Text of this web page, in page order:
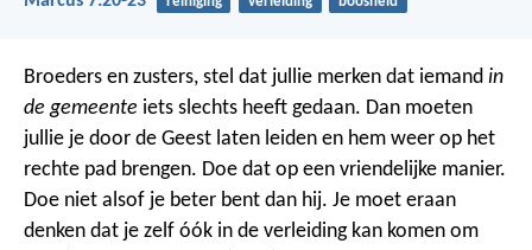
Broeders en zusters, stel dat jullie merken dat iemand in
de gemeente iets slechts heeft gedaan. Dan moeten
jullie je door de Geest laten leiden en hem weer op het
rechte pad brengen. Doe dat op een vriendelijke manier.
Doe niet alsof je beter bent dan hij. Je moet eraan
denken dat je zelf óók in de verleiding kan komen om